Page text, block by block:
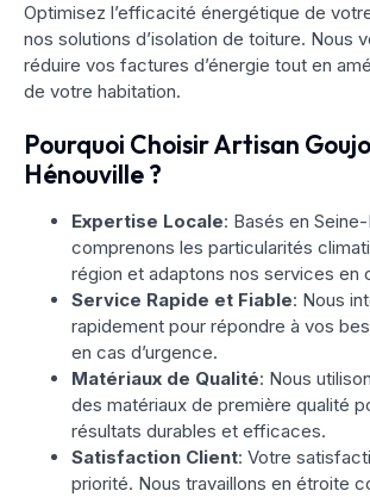
Optimisez l’efficacité énergétique de
nos solutions d’isolation de toiture. Nous
réduire vos factures d’énergie tout en
de votre habitation.
Pourquoi Choisir Artisan
Hénouville ?
Expertise Locale: Basés en
comprenons les particularités
région et adaptons nos services en
Service Rapide et Fiable: Nous
rapidement pour répondre à vos
en cas d’urgence.
Matériaux de Qualité: Nous
des matériaux de première qualité
résultats durables et efficaces.
Satisfaction Client: Votre
priorité. Nous travaillons en étroite